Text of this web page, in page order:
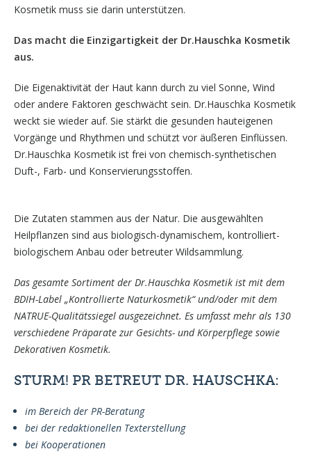
Kosmetik muss sie darin unterstützen.
Das macht die Einzigartigkeit der Dr.Hauschka Kosmetik
aus.
Die Eigenaktivität der Haut kann durch zu viel Sonne, Wind
oder andere Faktoren geschwächt sein. Dr.Hauschka Kosmetik
weckt sie wieder auf. Sie stärkt die gesunden hauteigenen
Vorgänge und Rhythmen und schützt vor äußeren Einflüssen.
Dr.Hauschka Kosmetik ist frei von chemisch-synthetischen
Duft-, Farb- und Konservierungsstoffen.
Die Zutaten stammen aus der Natur. Die ausgewählten
Heilpflanzen sind aus biologisch-dynamischem, kontrolliert-
biologischem Anbau oder betreuter Wildsammlung.
Das gesamte Sortiment der Dr.Hauschka Kosmetik ist mit dem
BDIH-Label „Kontrollierte Naturkosmetik“ und/oder mit dem
NATRUE-Qualitätssiegel ausgezeichnet. Es umfasst mehr als 130
verschiedene Präparate zur Gesichts- und Körperpflege sowie
Dekorativen Kosmetik.
STURM! PR BETREUT DR. HAUSCHKA:
im Bereich der PR-Beratung
bei der redaktionellen Texterstellung
bei Kooperationen